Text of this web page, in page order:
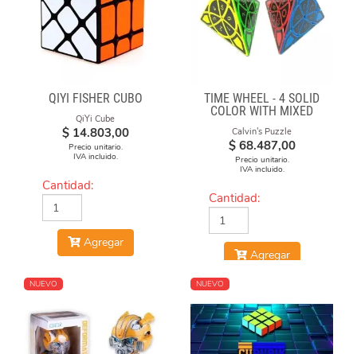
QIYI FISHER CUBO
QiYi Cube
$ 14.803,00
Precio unitario.
IVA incluido.
Cantidad:
Agregar
TIME WHEEL - 4 SOLID
COLOR WITH MIXED
NUMBERS STICKERS
(MOD)
Calvin's Puzzle
$ 68.487,00
Precio unitario.
IVA incluido.
Cantidad:
Agregar
NUEVO NUEVO